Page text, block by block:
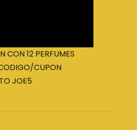
CON 12 PERFUMES
CUPON
JOE5